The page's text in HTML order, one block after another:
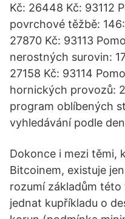
Kč: 26448 Kč: 93112
povrchové těžbě:
27870 Kč: 93113
nerostných surovin:
27158 Kč: 93114
hornických provozů:
program oblíbených
vyhledávání podle
Dokonce i mezi těmi,
Bitcoinem, existuje
rozumí základům
jednat kupříkladu o